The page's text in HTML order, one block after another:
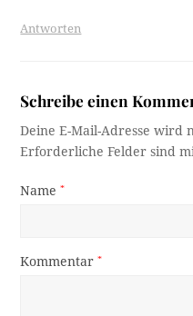
Antworten
Schreibe einen
Deine E-Mail-Adresse wird
Erforderliche Felder sind
Name*
Kommentar*